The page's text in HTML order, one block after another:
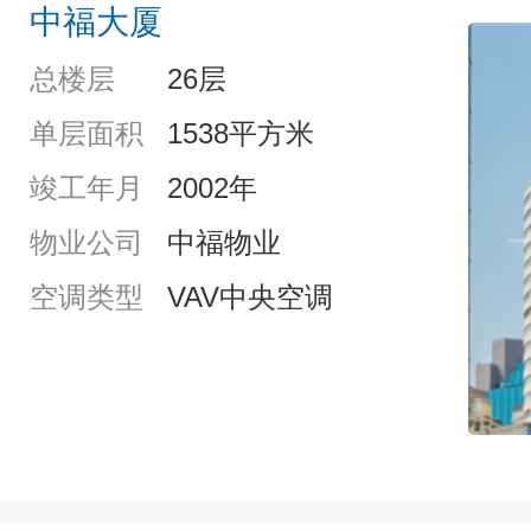
中福大厦
总楼层
26层
单层面积
1538平方米
竣工年月
2002年
物业公司
中福物业
空调类型
VAV中央空调